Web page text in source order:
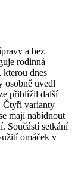
a bez
rodinná
kterou dnes
osobně uvedl
přiblížil další
Čtyři varianty
mají nabídnout
Součástí setkání
omáček v